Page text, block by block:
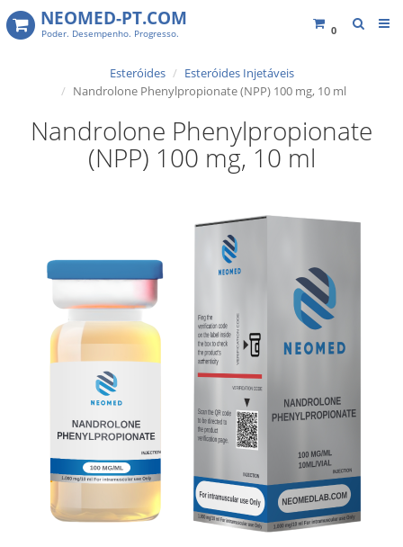
0
NEOMED-PT.COM
Poder. Desempenho. Progresso.
Esteróides
Esteróides Injetáveis
Nandrolone Phenylpropionate (NPP) 100 mg, 10 ml
Nandrolone Phenylpropionate
(NPP) 100 mg, 10 ml